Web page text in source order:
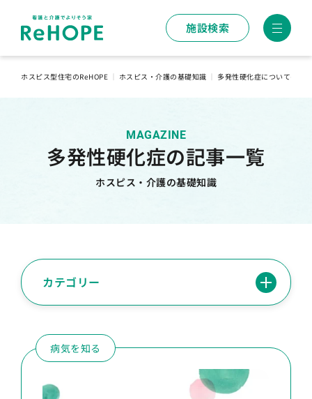
施設検索
ホスピス型住宅のReHOPE ホスピス・介護の基礎知識 多発性硬化症についての記
MAGAZINE
多発性硬化症の記事一覧
ホスピス・介護の基礎知識
カテゴリー
病気を知る